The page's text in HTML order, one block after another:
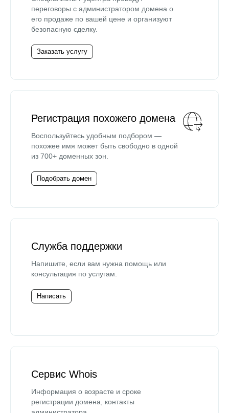
переговоры с администратором домена о
его продаже по вашей цене и организуют
безопасную сделку.
Заказать услугу
Регистрация похожего домена
Воспользуйтесь удобным подбором —
похожее имя может быть свободно в одной
из 700+ доменных зон.
Подобрать домен
Служба поддержки
Напишите, если вам нужна помощь или
консультация по услугам.
Написать
Сервис Whois
Информация о возрасте и сроке
регистрации домена, контакты